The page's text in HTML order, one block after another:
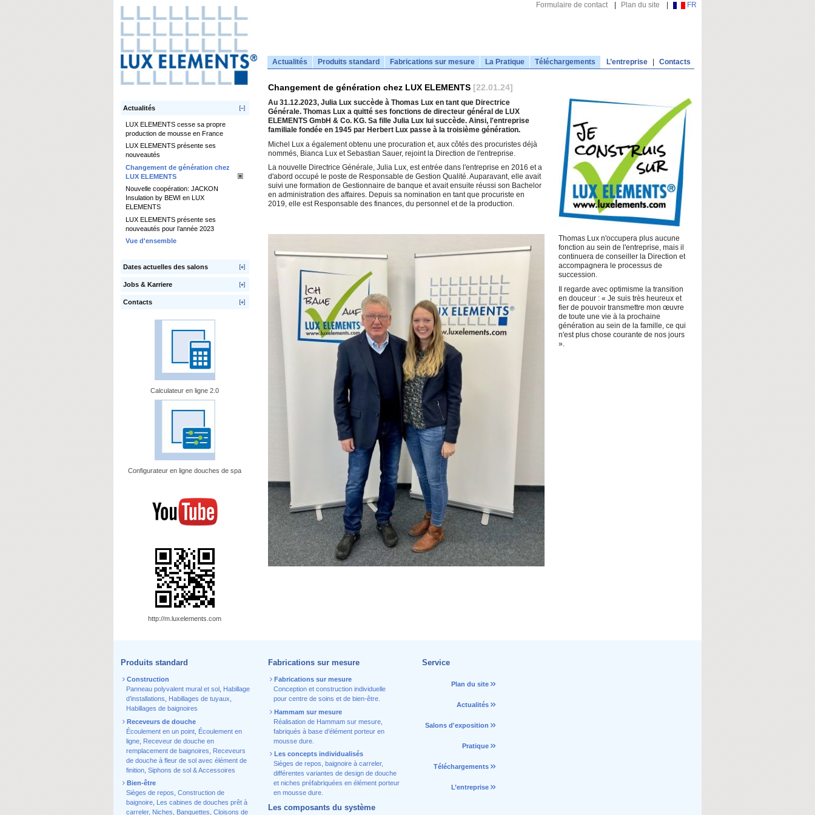
Formulaire de contact Plan du site FR
Actualités Produits standard Fabrications sur mesure La Pratique Téléchargements L’entreprise Contacts
Actualités
LUX ELEMENTS cesse sa propre
production de mousse en France
LUX ELEMENTS présente ses
nouveautés
Changement de génération chez
LUX ELEMENTS
Nouvelle coopération: JACKON
Insulation by BEWI en LUX
ELEMENTS
LUX ELEMENTS présente ses
nouveautés pour l’année 2023
Vue d'ensemble
Dates actuelles des salons
Jobs & Karriere
Contacts
Calculateur en ligne 2.0
Configurateur en ligne douches de spa
http://m.luxelements.com
Changement de génération chez LUX ELEMENTS [22.01.24]
Au 31.12.2023, Julia Lux succède à Thomas Lux en tant que Directrice
Générale. Thomas Lux a quitté ses fonctions de directeur général de LUX
ELEMENTS GmbH & Co. KG. Sa fille Julia Lux lui succède. Ainsi, l'entreprise
familiale fondée en 1945 par Herbert Lux passe à la troisième génération.
Michel Lux a également obtenu une procuration et, aux côtés des procuristes déjà
nommés, Bianca Lux et Sebastian Sauer, rejoint la Direction de l'entreprise.
La nouvelle Directrice Générale, Julia Lux, est entrée dans l'entreprise en 2016 et a
d'abord occupé le poste de Responsable de Gestion Qualité. Auparavant, elle avait
suivi une formation de Gestionnaire de banque et avait ensuite réussi son Bachelor
en administration des affaires. Depuis sa nomination en tant que procuriste en
2019, elle est Responsable des finances, du personnel et de la production.
Thomas Lux n'occupera plus aucune
fonction au sein de l'entreprise, mais il
continuera de conseiller la Direction et
accompagnera le processus de
succession.
Il regarde avec optimisme la transition
en douceur : « Je suis très heureux et
fier de pouvoir transmettre mon œuvre
de toute une vie à la prochaine
génération au sein de la famille, ce qui
n'est plus chose courante de nos jours
».
Produits standard
Construction
Panneau polyvalent mural et sol Habillage
d’installations
Habillages de tuyaux
Habillages de baignoires
Receveurs de douche
Écoulement en un point Écoulement en
ligne Receveur de douche en
remplacement de baignoires
Receveurs
de douche à fleur de sol avec élément de
finition Siphons de sol & Accessoires
Bien-être
Sièges de repos Construction de
baignoire
Les cabines de douches prêt à
carreler, Niches Banquettes Cloisons de
Fabrications sur mesure
Fabrications sur mesure
Conception et construction individuelle
pour centre de soins et de bien-être.
Hammam sur mesure
Réalisation de Hammam sur mesure,
fabriqués à base d’élément porteur en
mousse dure.
Les concepts individualisés
Sièges de repos, baignoire à carreler,
différentes variantes de design de douche
et niches préfabriquées en élément porteur
en mousse dure.
Les composants du système
Service
Plan du site
Actualités
Salons d'exposition
Pratique
Téléchargements
L’entreprise